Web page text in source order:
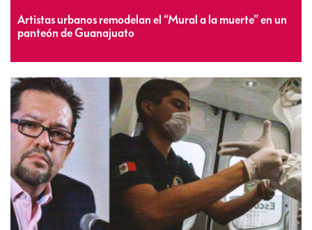
Artistas urbanos remodelan el “Mural a la muerte” en un
panteón de Guanajuato